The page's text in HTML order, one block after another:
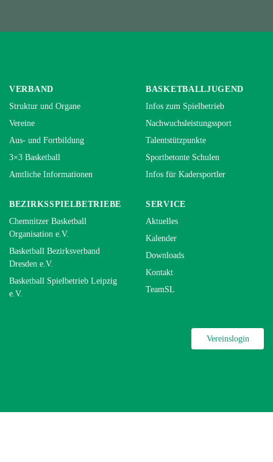
VERBAND
Struktur und Organe
Vereine
Aus- und Fortbildung
3×3 Basketball
Amtliche Informationen
BASKETBALLJUGEND
Infos zum Spielbetrieb
Nachwuchsleistungssport
Talentstützpunkte
Sportbetonte Schulen
Infos für Kadersportler
BEZIRKSSPIELBETRIEBE
Chemnitzer Basketball
Organisation e.V.
Basketball Bezirksverband
Dresden e.V.
Basketball Spielbetrieb Leipzig
e.V.
SERVICE
Aktuelles
Kalender
Downloads
Kontakt
TeamSL
Vereinslogin